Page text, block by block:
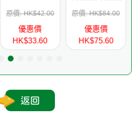
原價: HK$42.00
優惠價
HK$33.60
Baby Koala
原價: HK$84.00
優惠價
HK$75.60
返回